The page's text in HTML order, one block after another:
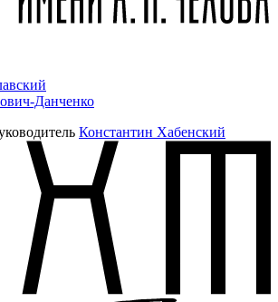
Данченко
Константин Хабенский